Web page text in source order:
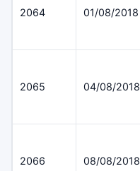
2064 01/08/2018
2065 04/08/2018
2066 08/08/2018